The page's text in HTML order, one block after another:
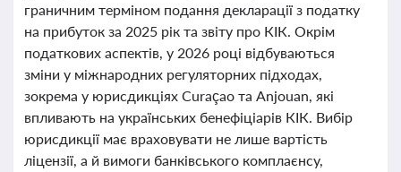
граничним терміном подання декларації з податку
на прибуток за 2025 рік та звіту про КІК. Окрім
податкових аспектів, у 2026 році відбуваються
зміни у міжнародних регуляторних підходах,
зокрема у юрисдикціях Curaçao та Anjouan, які
впливають на українських бенефіціарів КІК. Вибір
юрисдикції має враховувати не лише вартість
ліцензії, а й вимоги банківського комплаєнсу,